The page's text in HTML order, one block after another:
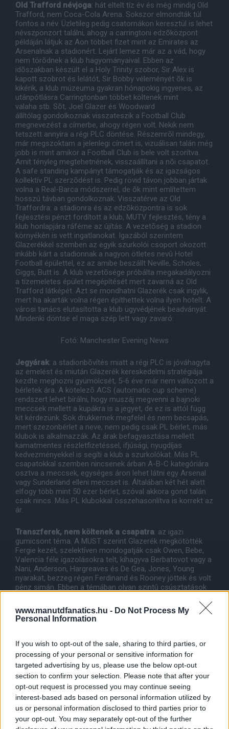
www.manutdfanatics.hu - Do Not Process My
Personal Information
If you wish to opt-out of the sale, sharing to third parties, or
processing of your personal or sensitive information for
targeted advertising by us, please use the below opt-out
section to confirm your selection. Please note that after your
opt-out request is processed you may continue seeing
interest-based ads based on personal information utilized by
us or personal information disclosed to third parties prior to
your opt-out. You may separately opt-out of the further
Old Trafford névjoga: hát eltelt tíz év és még mindig Old
Trafford, nem Coca-Cola Arena. Sokszor elmondták túl
fontos a név. Üzletileg pedig csatornákon keresztül is lehet
névszponzort találni, ahogy a carringtoni edzõközpont
példáján látjuk az Aon többet fizet mint az Emirates az
Arsenalnak a stadionért. Lejárt lemez már az a vád, hogy
nem törõdnek a klub hagyományaival. Ebben az
idõszakban készült el a Holy Trinity szobor, Sir Alex is
kapott szobrot és lelátót, Sir Bobby véleményét õk is
kikérik, a klub múzeuma gyakran hónapokig ingyenes, az
utánpótlásra Carringtonban többet költenek mint
valaha stb. Sõt, Joel Glazer és Woodward
állítólag gondolkoznak visszateszik a Football Club
megnevezést a címerbe, ahogy régen volt. Nekik nem
tetszett annyira a régi PLC döntése. Részemrõl mindegy,
már megszoktam a jelenlegi címert is, vizuálisan talán még
jobb is mint amikor a Football Club is bele volt szorítva.
Amit tényleg megtehetnének, visszaállítani a nõi csapatot.
A safe standing kampányt támogatják és az igazságos
kollektív PL szerzõdést is. Pedig rövid távon jobban jártak
volna a Real-Barca módszerrel, de õk mint említettem
hosszú távban gondolkoznak. Visszatérve az Old
Traffordra: a stadionra és az edzõközpontra is sok
fejlesztési pénzt fordított a klub, MUTV fejlesztés, tény a
klub honlapjára ráférne az újítás. A vezetõség a stadion
környékén is vett ingatlanokat. Igazából szerintem
Glazerékkel szemben az egyik szurkolói csoport okozott
inkább kárt a stadionnak a nagyon ötletes nevû Hotel
Football épülettel, ez az amibe beszállt Neville, Scholes,
Giggs, Butt is. A klub vezetõsége próbálta megakadályozni
a tízemeletes épület megépítését mert zavarná az Old
Trafford látképét. Azt se mondhatni Glazerék csak irigylik,
mert ha akarták volna régen építhettek volna ilyen hotelt. A
városi tanács elutasította a klub ügyvédjének beadványát.
Mindenki döntse el maga szép lett vagy zavaró:
Fotó: Manchester Evening News
Jegyárak: a stadionbõvítés miatt a régi PLC is jóváhagyta
az emelést és miután Glazerék kereskedelmi stratégiája
kezdte meghozni gyümölcsét, 5-6 éve már nem változott a
bérletek ára. A kötelezõ ACS (automatic cup scheme)
rendszert lehet bírálni, hogy muszáj megvenni a bajnoki
meccsek mellett a kupákra is a jegyet, de ez is attól függ
kit kérdezünk. Sok drukkernek megfelel és nem becsapás,
mert szezonbérlet a neve, nem pedig csak PL bérlet, más
klubok is alkalmazzák. Az árak befagyasztása mellett
kamatmentes részletfizetéssel, ifjúsági, nyugdíjas
kedvezményekkel is segíti a klub a szurkolókat. Más PL
csapatokkal szemben nincsenek árban A-B-C kategóriára
osztva a meccsek, egységes áron lehet látni egy Arsenal
vagy Sunderland elleni meccset is. Általában két hét alatt
elfogy több mint 50 ezer bérlet, szóval akkora gond talán
csak nincs. Más PL klubokkal összehasonlítva is korrekt az
ár.
Transzferek, nem költenek a csapatra: az igazi
gumicsont téma. A MUST szerint Glazerék megkötötték
Fergie kezét, szelektíven mondogatják csak Owen, Bebe,
Valencia féle igazolásokra telt, kihagyva Berbatovot vagy a
Nani, Anderson, Hargreaves és De Gea, Jones, Young
nyarakat, bezzeg régen Ferdinand és Rooney jöttek és volt
pénz simán. Ebben a témában olyan szintû csúsztatások
Sir Alex igazolni akar, elõbb eladni kell."- mondta Peter
Kenyon a régi PLC idején. Rooney-ról konkrétan Sir Roy
Gardner a régi PLC elnöke a hivatalos éves beszámolóban:
érdeklõdése miatt már most 2004 nyarán lépnünk kellett.
Ez azt jelenti már most felhasználtuk a jövõévi
transzferkeretünket. 2005 nyarán csak úgy leszünk
képesek igazolni, ha játékoseladással készpénzhez jutunk."
És hiába igaz régen több alkalommal megdöntötte a United
a brit transzferrekordot, európai szinten azok az összegek
elmaradtak az akkori nagy transzferektõl, amilyen
igazolásokat az olasz mecénások költöttek. Batistutáról
csak álmodozhatott Fergie. Glazerék idején nem volt gond,
hogy Vidic és Evra 2006 januári leigazolásával átlépte a